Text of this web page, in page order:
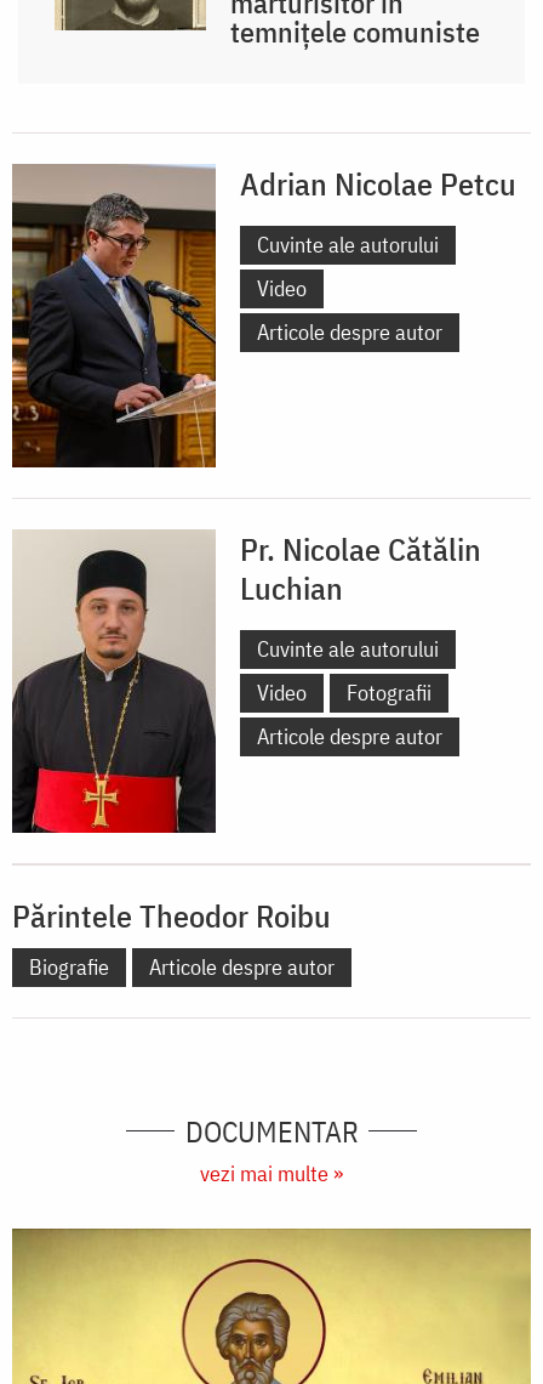
temnițele comuniste
Adrian Nicolae Petcu
Cuvinte ale autorului
Video
Articole despre autor
Pr. Nicolae Cătălin
Luchian
Cuvinte ale autorului
Video
Fotografii
Articole despre autor
Părintele Theodor Roibu
Biografie Articole despre autor
DOCUMENTAR
vezi mai multe »